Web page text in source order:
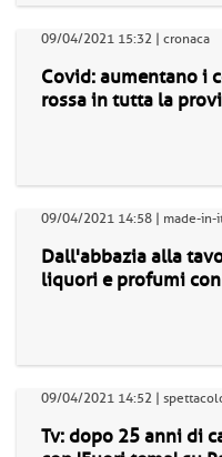
09/04/2021 15:32 | cronaca
Covid: aumentano i
rossa in tutta la
09/04/2021 14:58 | made-in-
Dall'abbazia alla
liquori e profumi
09/04/2021 14:52 |
Tv: dopo 25 anni di